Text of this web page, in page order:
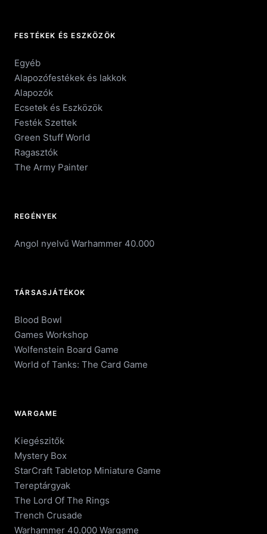
FESTÉKEK ÉS ESZKÖZÖK
Egyéb
Alapozófestékek és lakkok
Alapozók
Ecsetek és Eszközök
Festék Szettek
Green Stuff World
Ragasztók
The Army Painter
REGÉNYEK
Angol nyelvű Warhammer 40.000
TÁRSASJÁTÉKOK
Blood Bowl
Games Workshop
Wolfenstein Board Game
World of Tanks: The Card Game
WARGAME
Kiegészitők
Mystery Box
StarCraft Tabletop Miniature Game
Tereptárgyak
The Lord Of The Rings
Trench Crusade
Warhammer 40.000 Wargame